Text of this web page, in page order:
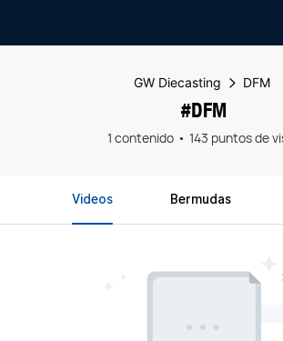
GW Diecasting DFM
#DFM
1 contenido 143 puntos de
Videos Bermudas